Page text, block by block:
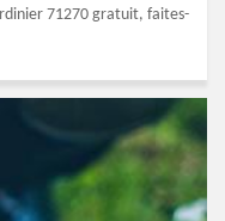
71270 gratuit, faites-